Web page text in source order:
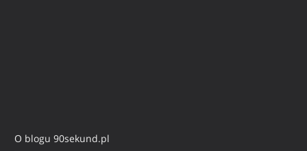
O blogu 90sekund.pl